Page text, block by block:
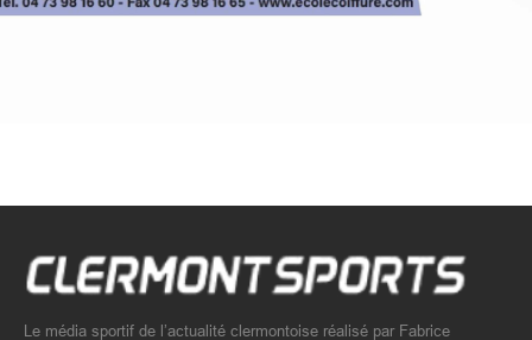
Le média sportif de l’actualité clermontoise réalisé par Fabrice